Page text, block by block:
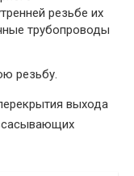
резьбе их
трубопроводы
резьбу.
выхода